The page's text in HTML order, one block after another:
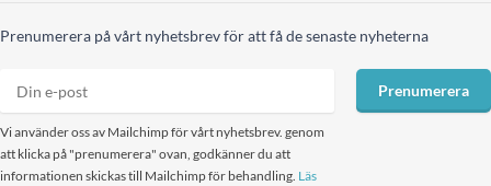
Prenumerera på vårt nyhetsbrev för att få de senaste nyheterna
Vi använder oss av Mailchimp för vårt nyhetsbrev. genom
att klicka på "prenumerera" ovan, godkänner du att
informationen skickas till Mailchimp för behandling. Läs
Prenumerera